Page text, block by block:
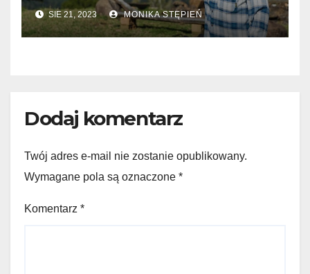
SIE 21, 2023 MONIKA STĘPIEŃ
Dodaj komentarz
Twój adres e-mail nie zostanie opublikowany.
Wymagane pola są oznaczone *
Komentarz *